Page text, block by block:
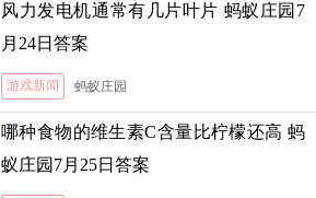
风力发电机通常有几片叶片 蚂蚁庄园7
月24日答案
游戏新闻 蚂蚁庄园
哪种食物的维生素C含量比柠檬还高 蚂
蚁庄园7月25日答案